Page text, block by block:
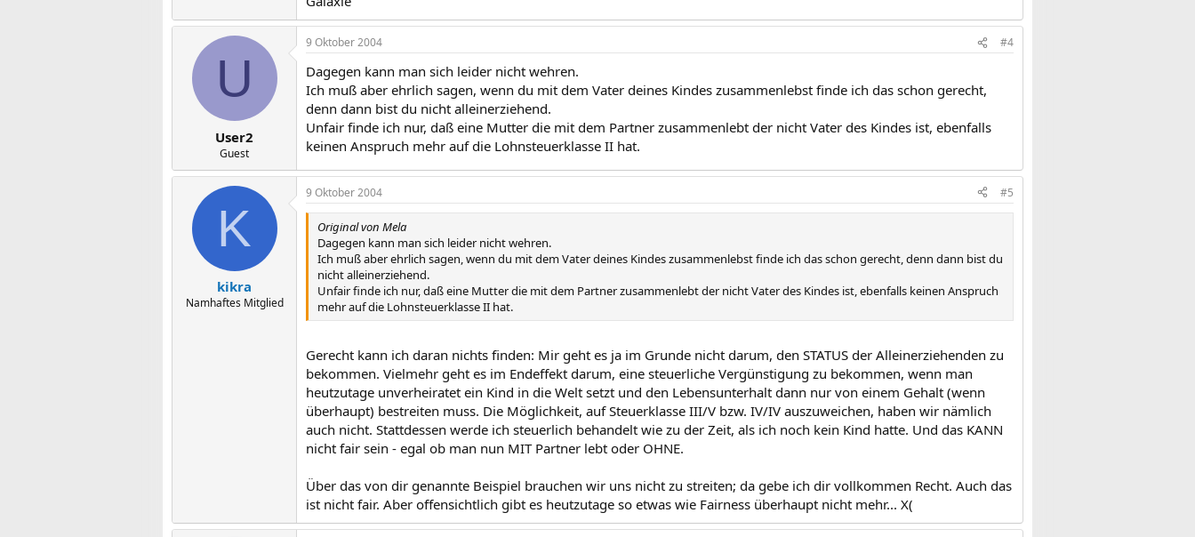
U
User2
Guest
9 Oktober 2004 #4
Dagegen kann man sich leider nicht wehren.
Ich muß aber ehrlich sagen, wenn du mit dem Vater deines Kindes zusammenlebst finde ich das schon gerecht,
denn dann bist du nicht alleinerziehend.
Unfair finde ich nur, daß eine Mutter die mit dem Partner zusammenlebt der nicht Vater des Kindes ist, ebenfalls
keinen Anspruch mehr auf die Lohnsteuerklasse II hat.
K
kikra
Namhaftes Mitglied
9 Oktober 2004 #5
Original von Mela
Dagegen kann man sich leider nicht wehren.
Ich muß aber ehrlich sagen, wenn du mit dem Vater deines Kindes zusammenlebst finde ich das schon gerecht, denn dann bist du
nicht alleinerziehend.
Unfair finde ich nur, daß eine Mutter die mit dem Partner zusammenlebt der nicht Vater des Kindes ist, ebenfalls keinen Anspruch
mehr auf die Lohnsteuerklasse II hat.
Gerecht kann ich daran nichts finden: Mir geht es ja im Grunde nicht darum, den STATUS der Alleinerziehenden zu
bekommen. Vielmehr geht es im Endeffekt darum, eine steuerliche Vergünstigung zu bekommen, wenn man
heutzutage unverheiratet ein Kind in die Welt setzt und den Lebensunterhalt dann nur von einem Gehalt (wenn
überhaupt) bestreiten muss. Die Möglichkeit, auf Steuerklasse III/V bzw. IV/IV auszuweichen, haben wir nämlich
auch nicht. Stattdessen werde ich steuerlich behandelt wie zu der Zeit, als ich noch kein Kind hatte. Und das KANN
nicht fair sein - egal ob man nun MIT Partner lebt oder OHNE.
Über das von dir genannte Beispiel brauchen wir uns nicht zu streiten; da gebe ich dir vollkommen Recht. Auch das
ist nicht fair. Aber offensichtlich gibt es heutzutage so etwas wie Fairness überhaupt nicht mehr... X(